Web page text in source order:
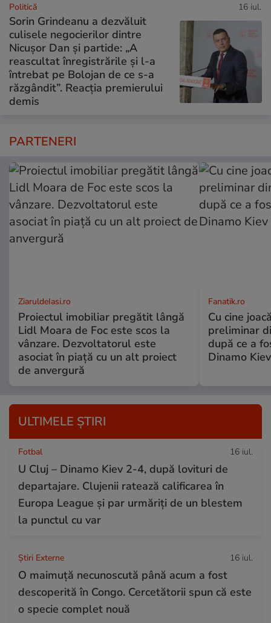
Politică 16 iul.
Sorin Grindeanu a dezvăluit
culisele negocierilor dintre
Nicușor Dan și partide: „A
reascultat înregistrările și l-a
întrebat pe Bolojan de ce s-a
răzgândit”. Reacția premierului
demis
PARTENERI
ZiaruldeIasi.ro
Proiectul imobiliar pregătit lângă
Lidl Moara de Foc este scos la
vânzare. Dezvoltatorul este
asociat în piață cu un alt proiect
de anvergură
Fanatik.ro
Cu cine
preliminar
după ce a
Dinamo
ULTIMELE ȘTIRI
Fotbal 16 iul.
U Cluj – Dinamo Kiev 2-4, după lovituri de
departajare. Clujenii ratează calificarea în
Europa League și par urmăriți de un blestem
la punctul cu var
Știri Externe 16 iul.
O maimuță necunoscută până acum a fost
descoperită în Congo. Cercetătorii spun că este
o specie complet nouă